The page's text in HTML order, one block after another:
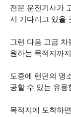
전문 운전기사가
서 기다리고 있을
그런 다음 고급 차
원하는 목적지까
도중에 런던의 명
공할 수 있는 유
목적지에 도착하